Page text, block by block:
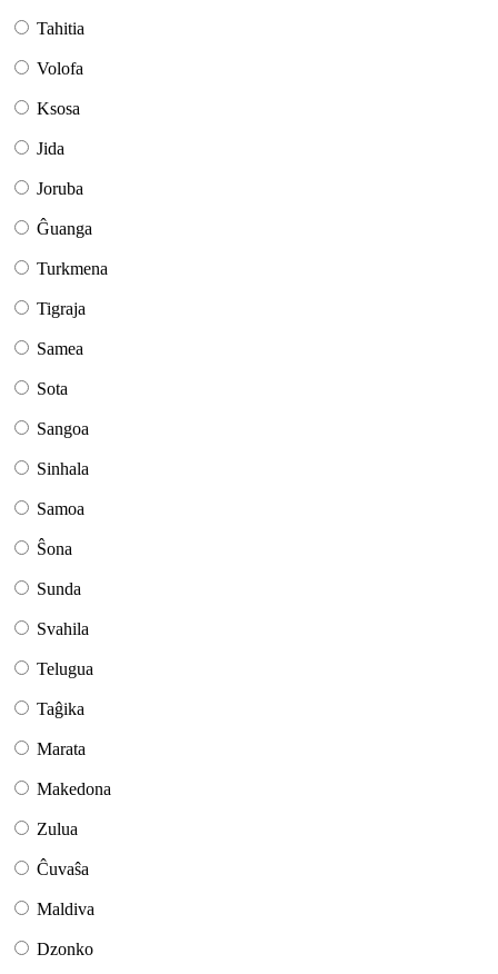
Tahitia
Volofa
Ksosa
Jida
Joruba
Ĝuanga
Turkmena
Tigraja
Samea
Sota
Sangoa
Sinhala
Samoa
Ŝona
Sunda
Svahila
Telugua
Taĝika
Marata
Makedona
Zulua
Ĉuvaŝa
Maldiva
Dzonko